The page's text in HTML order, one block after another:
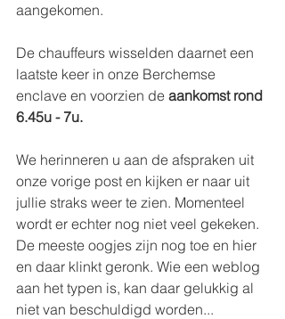
aangekomen.
De chauffeurs wisselden daarnet een
laatste keer in onze Berchemse
enclave en voorzien de aankomst rond
6.45u - 7u.
We herinneren u aan de afspraken uit
onze vorige post en kijken er naar uit
jullie straks weer te zien. Momenteel
wordt er echter nog niet veel gekeken.
De meeste oogjes zijn nog toe en hier
en daar klinkt geronk. Wie een weblog
aan het typen is, kan daar gelukkig al
niet van beschuldigd worden...